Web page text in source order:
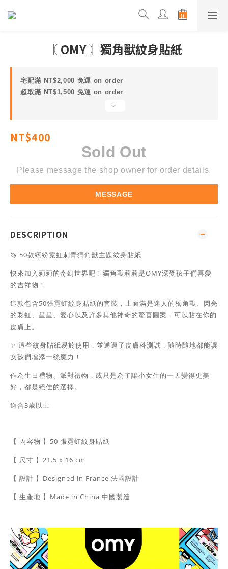
〖 OMY 〗獨角獸紋身貼紙
宅配滿 NT$2,000 免運 on order
超取滿 NT$1,500 免運 on order
NT$400
Sold Out
Please message the shop owner for order details.
MESSAGE
DESCRIPTION
🦄 50款繽紛霓虹刺青獨角獸主題紋身貼紙
快來加入莉莉的奇幻世界吧！獨角獸莉莉是OMY深受孩子們喜愛
的吉祥物！
這款包含50張霓虹紋身貼紙的套裝，上面滿是迷人的獨角獸、閃亮
的彩虹、星星、愛心以及許多其他神奇的驚喜圖案，可以貼在你的
皮膚上。
✨ 這些紋身貼紙易於使用，並通過了皮膚科測試，隨時隨地都能讓
女孩們增添一絲魔力！
作為生日禮物、派對禮物，或只是為了讓小女生的一天變得更美
好，都是絕佳的選擇。
適合3歲以上
【 內容物 】50 張霓虹紋身貼紙
【 尺寸 】21.5 x 16 cm
【 設計 】Designed in France 法國設計
【 生產地 】Made in China 中國製造